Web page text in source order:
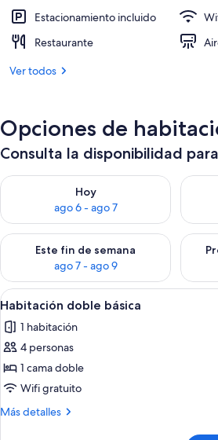
En la
Estacionamiento incluido
Restaurante
Ver todos
Opciones de
Consulta la disponibilidad
Hoy
ago 6 - ago 7
Consulta la disponibilidad para hoy
Este fin de semana
ago 7 - ago 9
Consulta la disponibilidad para este
Ver
todas
las
fotos
de
Habitación
doble
1
9
Habitación doble básica
1 habitación
4 personas
1 cama doble
Wifi gratuito
Más detalles
Más